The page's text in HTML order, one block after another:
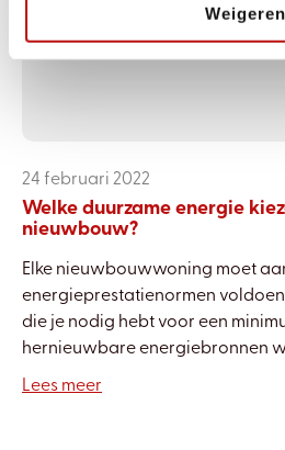
Weigeren
24 februari 2022
Welke duurzame energie
nieuwbouw?
Elke nieuwbouwwoning moet
energieprestatienormen
die je nodig hebt voor een
hernieuwbare energiebronnen
Lees meer